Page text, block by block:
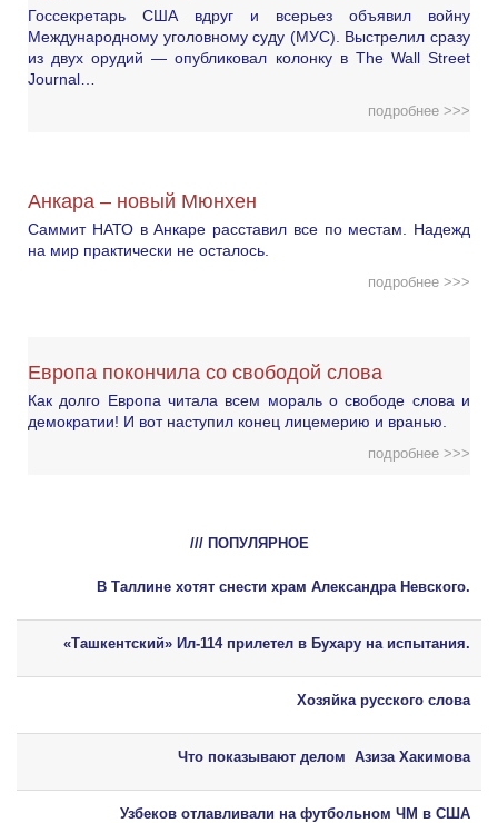
Госсекретарь США вдруг и всерьез объявил войну
Международному уголовному суду (МУС). Выстрелил сразу
из двух орудий — опубликовал колонку в The Wall Street
Journal…
подробнее >>>
Анкара – новый Мюнхен
Саммит НАТО в Анкаре расставил все по местам. Надежд
на мир практически не осталось.
подробнее >>>
Европа покончила со свободой слова
Как долго Европа читала всем мораль о свободе слова и
демократии! И вот наступил конец лицемерию и вранью.
подробнее >>>
/// ПОПУЛЯРНОЕ
В Таллине хотят снести храм Александра Невского.
«Ташкентский» Ил-114 прилетел в Бухару на испытания.
Хозяйка русского слова
Что показывают делом Азиза Хакимова
Узбеков отлавливали на футбольном ЧМ в США